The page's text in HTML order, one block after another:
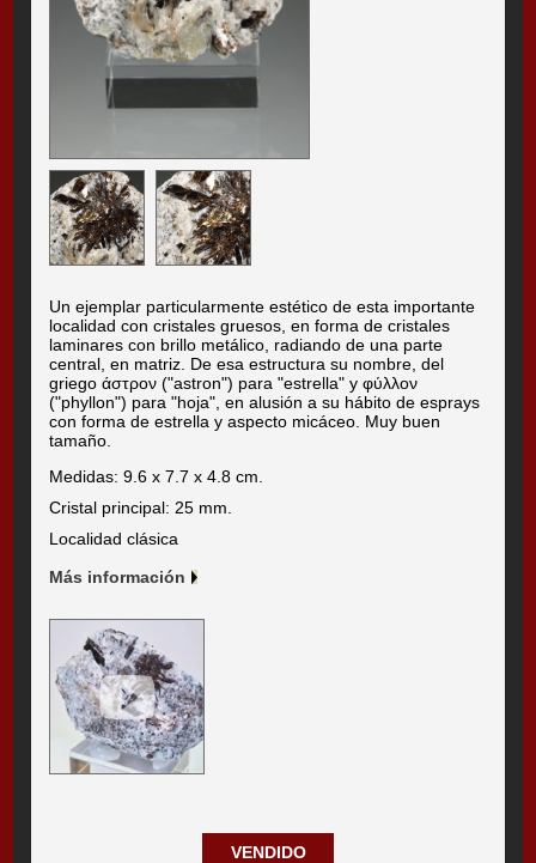
Un ejemplar particularmente estético de esta importante
localidad con cristales gruesos, en forma de cristales
laminares con brillo metálico, radiando de una parte
central, en matriz. De esa estructura su nombre, del
griego άστρον ("astron") para "estrella" y φύλλον
("phyllon") para "hoja", en alusión a su hábito de esprays
con forma de estrella y aspecto micáceo. Muy buen
tamaño.
Medidas: 9.6 x 7.7 x 4.8 cm.
Cristal principal: 25 mm.
Localidad clásica
Más información
VENDIDO